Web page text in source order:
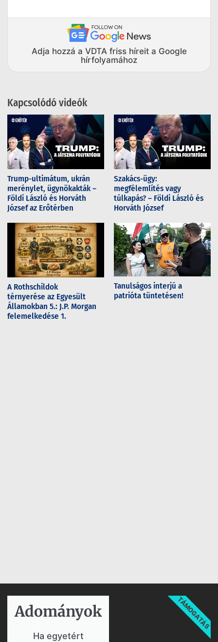
Adja hozzá a VDTA friss híreit a Google
hírfolyamához
Kapcsolódó videók
Trump-ultimátum, ukrán
merénylet, ügynökakták –
Földi László és Horváth
József az Erőtérben
Szakács-ügy:
megfélemlítés vagy
túlkapás? – Földi László és
Horváth József
A Rothschildok
térnyerése az Egyesült
Államokban 5.: J.P. Morgan
felemelkedése 1.
Tanulságos interjú a
patrióta tüntetésen!
Adományok​
Ha egyetért
TÁMOGATÁS